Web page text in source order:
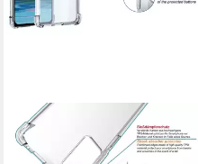
MTB MORE ENERGY
Smartphone-Hülle Clear
Armor Case für Sony Xperia